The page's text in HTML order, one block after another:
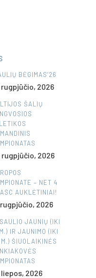
BĖGIMAS’26
rugpjūčio, 2026
ŠALIŲ
rugpjūčio, 2026
– NET 4
AUKLĖTINIAI!
rugpjūčio, 2026
JAUNIŲ (IKI
IR JAUNIMO (IKI
ŠIUOLAIKINĖS
liepos, 2026